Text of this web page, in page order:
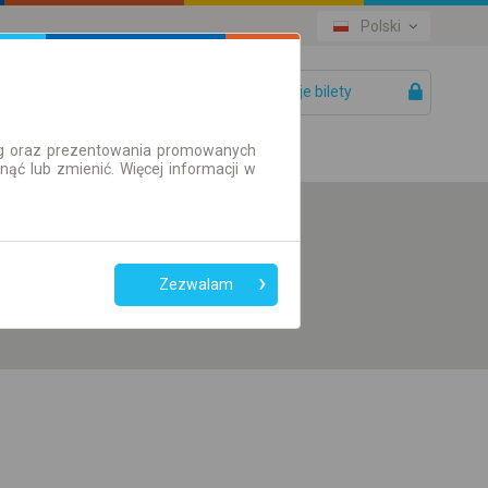
Polski
Twoje bilety
przesiadek
Tylko bilet online
oraz prezentowania promowanych
lub zmienić. Więcej informacji w
Zezwalam